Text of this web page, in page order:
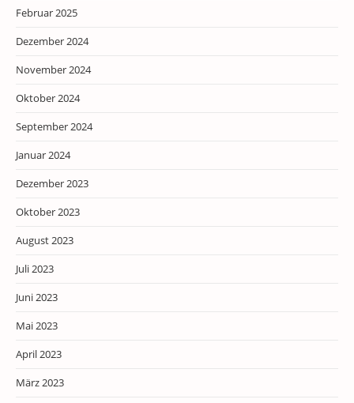
Februar 2025
Dezember 2024
November 2024
Oktober 2024
September 2024
Januar 2024
Dezember 2023
Oktober 2023
August 2023
Juli 2023
Juni 2023
Mai 2023
April 2023
März 2023